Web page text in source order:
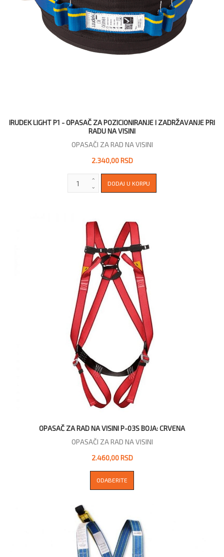
IRUDEK LIGHT P1 - OPASAČ ZA POZICIONIRANJE I ZADRŽAVANJE PRI
RADU NA VISINI
OPASAČI ZA RAD NA VISINI
2.340,00 RSD
OPASAČ ZA RAD NA VISINI P-03S BOJA: CRVENA
OPASAČI ZA RAD NA VISINI
2.460,00 RSD
ODABERITE